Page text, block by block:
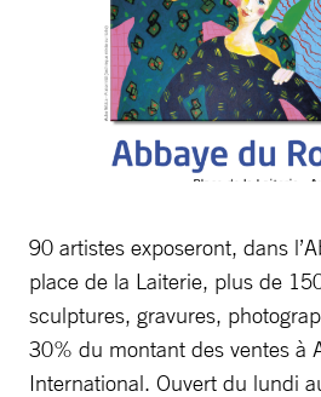
90 artistes exposeront, dans
place de la Laiterie, plus de
sculptures, gravures,
30% du montant des ventes à
International. Ouvert du lundi